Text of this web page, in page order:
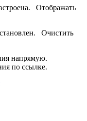
Отображать
Очистить
напрямую.
по ссылке.